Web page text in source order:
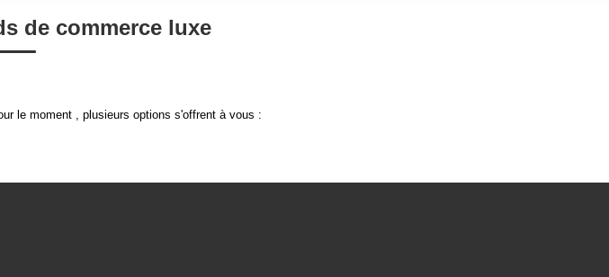
de commerce luxe
le moment , plusieurs options s'offrent à vous :